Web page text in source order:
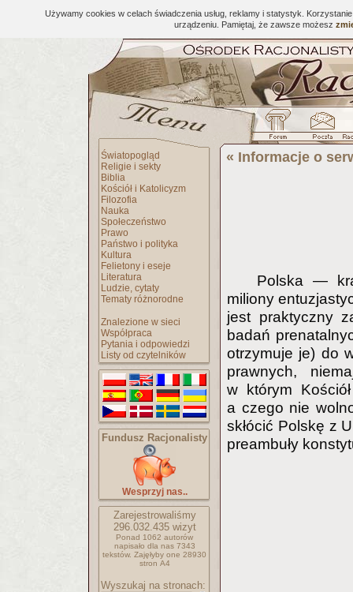
Używamy cookies w celach świadczenia usług, reklamy i statystyk.
urządzeniu. Pamiętaj, że zawsze możesz
Światopogląd
Religie i sekty
Biblia
Kościół i Katolicyzm
Filozofia
Nauka
Społeczeństwo
Prawo
Państwo i polityka
Kultura
Felietony i eseje
Literatura
Ludzie, cytaty
Tematy różnorodne
Znalezione w sieci
Współpraca
Pytania i odpowiedzi
Listy od czytelników
Fundusz Racjonalisty
Wesprzyj nas..
Zarejestrowaliśmy
296.032.435wizyt
Ponad 1062 autorów
napisało dla nas 7343
tekstów. Zajęłyby one 28930
stron A4
Wyszukaj na stronach:
« Informacje o
Polska —
miliony
jest praktyczny
badań
otrzymuje je) do
prawnych,
w którym
a czego nie
skłócić Polskę z
preambuły